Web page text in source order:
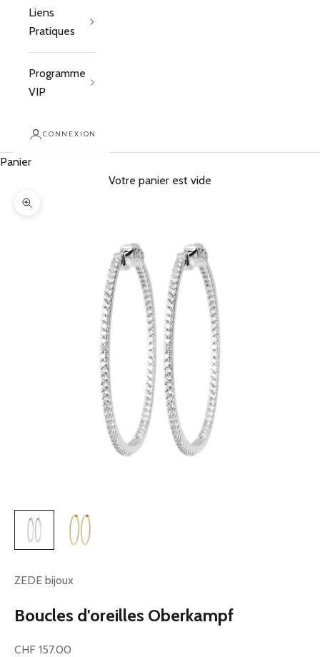
Liens
Pratiques
Programme
VIP
CONNEXION
Panier
Votre panier est vide
Zoomer sur l'image
ZEDE bijoux
Boucles d'oreilles Oberkampf
Prix de vente
CHF 157.00